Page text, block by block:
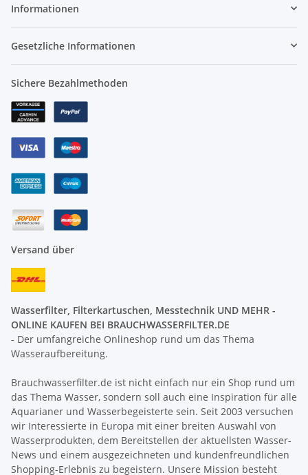
Informationen
Gesetzliche Informationen
Sichere Bezahlmethoden
Versand über
Wasserfilter, Filterkartuschen, Messtechnik UND MEHR -
ONLINE KAUFEN BEI BRAUCHWASSERFILTER.DE
- Der umfangreiche Onlineshop rund um das Thema
Wasseraufbereitung.
Brauchwasserfilter.de ist nicht einfach nur ein Shop rund um
das Thema Wasser, sondern soll auch eine Inspiration für alle
Aquarianer und Wasserbegeisterte sein. Seit 2003 versuchen
wir Interessierte in Europa mit einer breiten Auswahl von
Wasserprodukten, dem Bereitstellen der aktuellsten Wasser-
News und einem ausgezeichneten und kundenfreundlichen
Shopping-Erlebnis zu begeistern. Unsere Mission besteht